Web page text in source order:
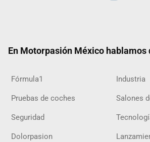
En Motorpasión México hablamos
Fórmula1 Industria
Pruebas de coches Salones
Seguridad
Dolorpasion